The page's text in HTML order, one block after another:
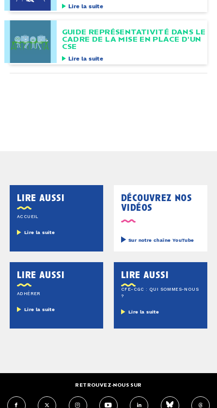
Lire la suite
GUIDE REPRÉSENTATIVITÉ DANS LE
CADRE DE LA MISE EN PLACE D'UN
CSE
Lire la suite
lire aussi
ACCUEIL
Lire la suite
découvrez nos
vidéos
Sur notre chaîne YouTube
lire aussi
ADHÉRER
Lire la suite
lire aussi
CFE-CGC : QUI SOMMES-NOUS
?
Lire la suite
RETROUVEZ-NOUS SUR